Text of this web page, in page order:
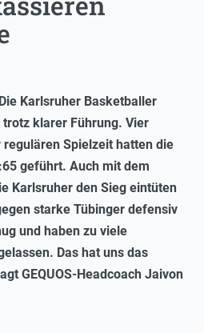
Karlsruher Basketballer
klarer Führung. Vier
regulären Spielzeit hatten die
geführt. Auch mit dem
Karlsruher den Sieg eintüten
starke Tübinger defensiv
und haben zu viele
Das hat uns das
GEQUOS-Headcoach Jaivon